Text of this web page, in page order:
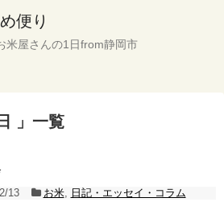
便り
米屋さんの1日from静岡市
」一覧
13 お米,
日記・エッセイ・コラム